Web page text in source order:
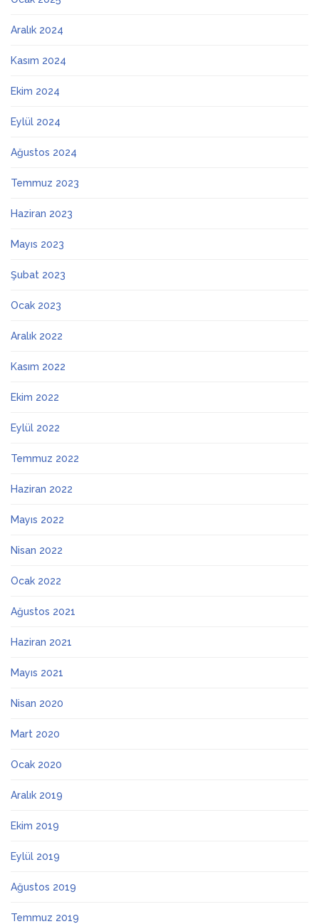
Aralık 2024
Kasım 2024
Ekim 2024
Eylül 2024
Ağustos 2024
Temmuz 2023
Haziran 2023
Mayıs 2023
Şubat 2023
Ocak 2023
Aralık 2022
Kasım 2022
Ekim 2022
Eylül 2022
Temmuz 2022
Haziran 2022
Mayıs 2022
Nisan 2022
Ocak 2022
Ağustos 2021
Haziran 2021
Mayıs 2021
Nisan 2020
Mart 2020
Ocak 2020
Aralık 2019
Ekim 2019
Eylül 2019
Ağustos 2019
Temmuz 2019